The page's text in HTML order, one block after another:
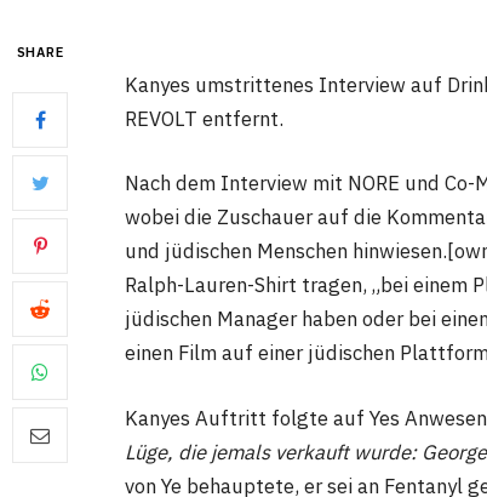
SHARE
Kanyes umstrittenes Interview auf
REVOLT entfernt.
Nach dem Interview mit NORE und
wobei die Zuschauer auf die
und jüdischen Menschen
Ralph-Lauren-Shirt tragen, „bei einem
jüdischen Manager haben oder bei
einen Film auf einer jüdischen
Kanyes Auftritt folgte auf Yes
Lüge, die jemals verkauft wurde:
von Ye behauptete, er sei an Fentanyl